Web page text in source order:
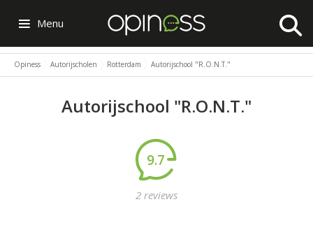
Menu
Opiness Autorijscholen Rotterdam Autorijschool "R.O.N.T."
Autorijschool "R.O.N.T."
9.7
2 reviews